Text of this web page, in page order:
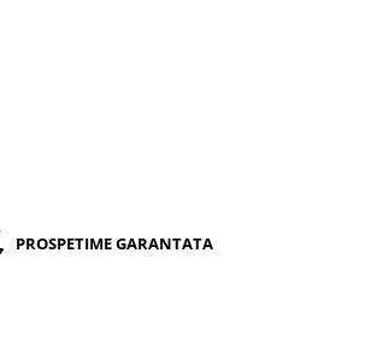
PROSPETIME GARANTATA